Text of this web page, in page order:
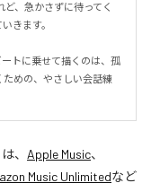
、急かさずに待ってく
きます。
トに乗せて描くのは、孤
ための、やさしい会話練
は、 Apple Music、
Music Unlimitedなど